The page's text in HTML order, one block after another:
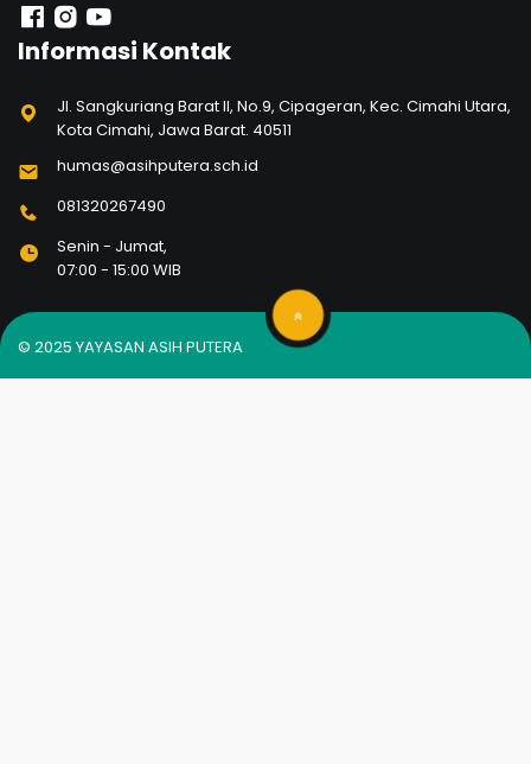
Informasi Kontak
Jl. Sangkuriang Barat II, No.9, Cipageran, Kec. Cimahi Utara,
Kota Cimahi, Jawa Barat. 40511
humas@asihputera.sch.id
081320267490
Senin - Jumat,
07:00 - 15:00 WIB
© 2025 YAYASAN ASIH PUTERA